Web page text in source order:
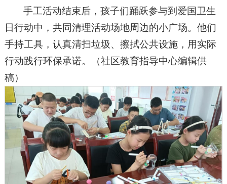
手工活动结束后，孩子们踊跃参与到爱国卫生
日行动中，共同清理活动场地周边的小广场。他们
手持工具，认真清扫垃圾、擦拭公共设施，用实际
行动践行环保承诺。（社区教育指导中心编辑供
稿）